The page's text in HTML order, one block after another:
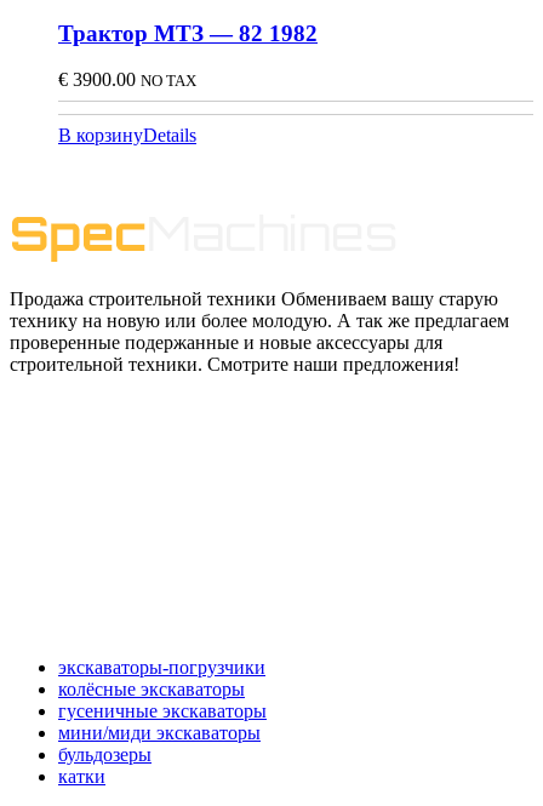
Трактор МТЗ — 82 1982
€ 3900.00 NO TAX
В корзинуDetails
Продажа строительной техники Обмениваем вашу старую
технику на новую или более молодую. А так же предлагаем
проверенные подержанные и новые аксессуары для
строительной техники. Смотрите наши предложения!
экскаваторы-погрузчики
колёсные экскаваторы
гусеничные экскаваторы
мини/миди экскаваторы
бульдозеры
катки